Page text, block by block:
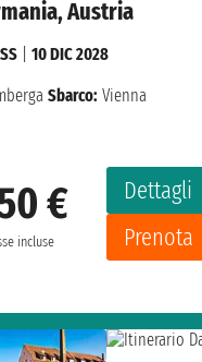
Austria
€
incluse
Dettagli
Prenota
10 DIC 2028
Sbarco: Vienna